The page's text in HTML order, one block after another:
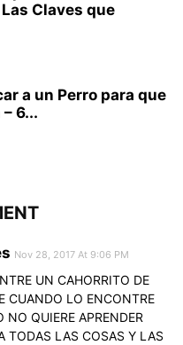
Claves que
a un Perro para que
6...
Nov 28, 2017 At 9:06 PM
UN CAHORRITO DE
CUANDO LO ENCONTRE
NO QUIERE APRENDER
TODAS LAS COSAS Y LAS